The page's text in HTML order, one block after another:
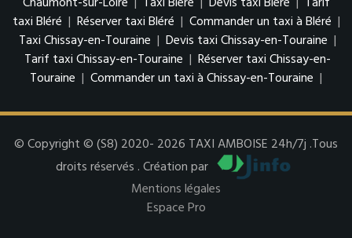
taxi Bléré | Réserver taxi Bléré | Commander un taxi à Bléré |
Taxi Chissay-en-Touraine | Devis taxi Chissay-en-Touraine |
Tarif taxi Chissay-en-Touraine | Réserver taxi Chissay-en-
Touraine | Commander un taxi à Chissay-en-Touraine |
© Copyright © (S8) 2020- 2026 TAXI AMBOISE 24h/7j .Tous
droits réservés . Création par
Mentions légales
Espace Pro